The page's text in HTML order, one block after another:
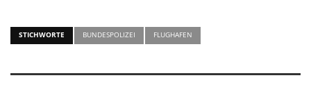
STICHWORTE BUNDESPOLIZEI FLUGHAFEN